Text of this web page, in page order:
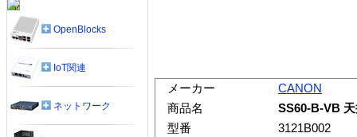
メーカー
CANON
商品名
SS60-B-VB
型番
3121B002
OpenBlocks
IoT関連
ネットワーク